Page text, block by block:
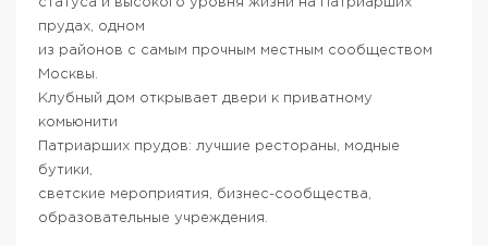
статуса и высокого уровня жизни на Патриарших
прудах, одном
из районов с самым прочным местным сообществом
Москвы.
Клубный дом открывает двери к приватному
комьюнити
Патриарших прудов: лучшие рестораны, модные
бутики,
светские мероприятия, бизнес-сообщества,
образовательные учреждения.